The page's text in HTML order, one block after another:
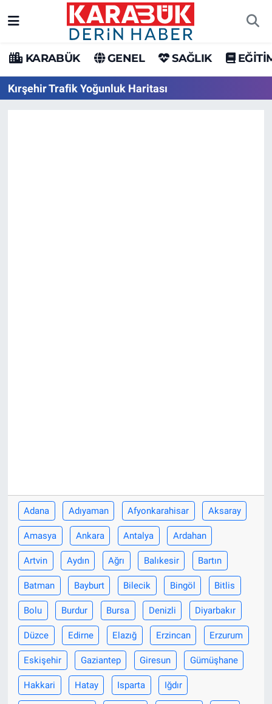
KARABÜK GENEL SAĞLIK
Kırşehir Trafik Yoğunluk Haritası
Adana Adıyaman Afyonkarahisar Aksaray
Amasya Ankara Antalya Ardahan
Artvin Aydın Ağrı Balıkesir Bartın
Batman Bayburt Bilecik Bingöl Bitlis
Bolu Burdur Bursa Denizli Diyarbakır
Düzce Edirne Elazığ Erzincan Erzurum
Eskişehir Gaziantep Giresun Gümüşhane
Hakkari Hatay Isparta Iğdır
Karabük Hava Durumu